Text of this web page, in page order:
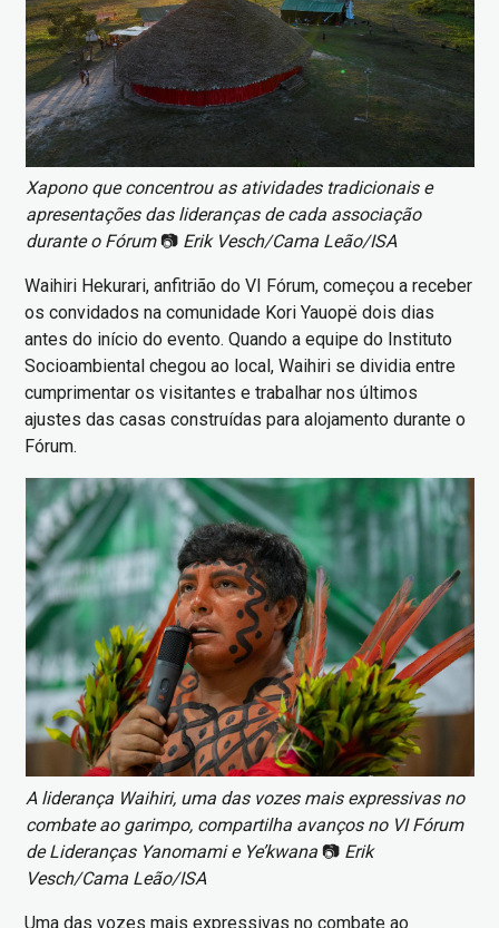
Xapono que concentrou as atividades tradicionais e
apresentações das lideranças de cada associação
durante o Fórum📷 Erik Vesch/Cama Leão/ISA
Waihiri Hekurari, anfitrião do VI Fórum, começou a receber
os convidados na comunidade Kori Yauopë dois dias
antes do início do evento. Quando a equipe do Instituto
Socioambiental chegou ao local, Waihiri se dividia entre
cumprimentar os visitantes e trabalhar nos últimos
ajustes das casas construídas para alojamento durante o
Fórum.
Imagem
A liderança Waihiri, uma das vozes mais expressivas no
combate ao garimpo, compartilha avanços no VI Fórum
de Lideranças Yanomami e Ye’kwana📷 Erik
Vesch/Cama Leão/ISA
Uma das vozes mais expressivas no combate ao